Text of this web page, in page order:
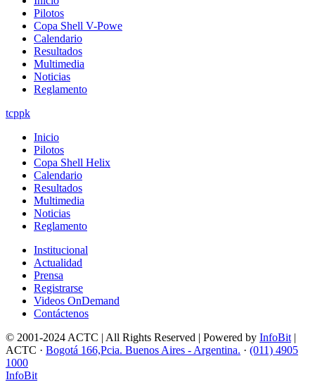
Pilotos
Copa Shell V-Powe
Calendario
Resultados
Multimedia
Noticias
Reglamento
tcppk
Inicio
Pilotos
Copa Shell Helix
Calendario
Resultados
Multimedia
Noticias
Reglamento
Institucional
Actualidad
Prensa
Registrarse
Videos OnDemand
Contáctenos
© 2001-2024 ACTC | All Rights Reserved | Powered by InfoBit |
ACTC · Bogotá 166,Pcia. Buenos Aires - Argentina. · (011) 4905
1000
InfoBit